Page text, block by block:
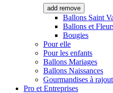
add remove
Ballons Saint
Ballons et
Bougies
Pour elle
Pour les enfants
Ballons Mariages
Ballons Naissances
Gourmandises à
Pro et Entreprises